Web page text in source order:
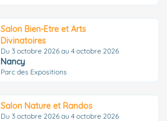
Salon Bien-Etre et Arts
Divinatoires
Du 3 octobre 2026 au 4 octobre 2026
Nancy
Parc des Expositions
Salon Nature et Randos
Du 3 octobre 2026 au 4 octobre 2026